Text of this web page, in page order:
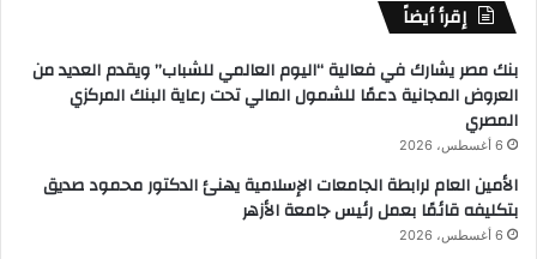
إقرأ أيضاً
بنك مصر يشارك في فعالية “اليوم العالمي للشباب” ويقدم العديد من
العروض المجانية دعمًا للشمول المالي تحت رعاية البنك المركزي
المصري
6 أغسطس، 2026
الأمين العام لرابطة الجامعات الإسلامية يهنئ الدكتور محمود صديق
بتكليفه قائمًا بعمل رئيس جامعة الأزهر
6 أغسطس، 2026